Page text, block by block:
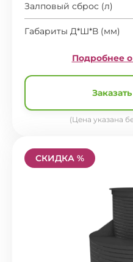
Залповый сброс (л)
Габариты Д*Ш*В (мм)
Подробнее о
(Цена указана
СКИДКА %